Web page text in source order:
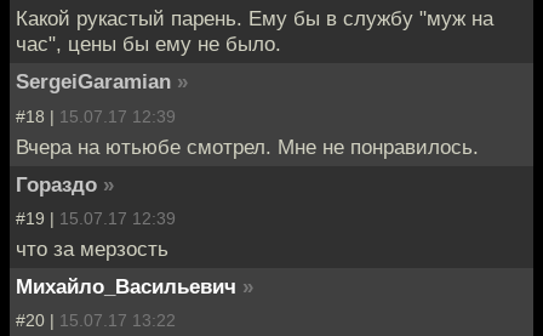
Какой рукастый парень. Ему бы в службу "муж на
час", цены бы ему не было.
SergeiGaramian »
#18 | 15.07.17 12:39
Вчера на ютьюбе смотрел. Мне не понравилось.
Гораздо »
#19 | 15.07.17 12:39
что за мерзость
Михайло_Васильевич »
#20 | 15.07.17 13:22